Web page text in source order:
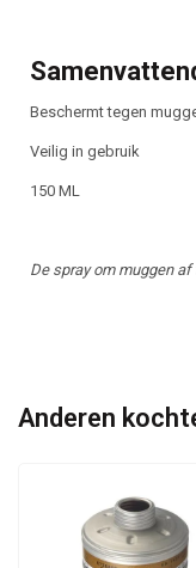
Beschermt tegen
Veilig in gebruik
150 ML
De spray om muggen af
Anderen